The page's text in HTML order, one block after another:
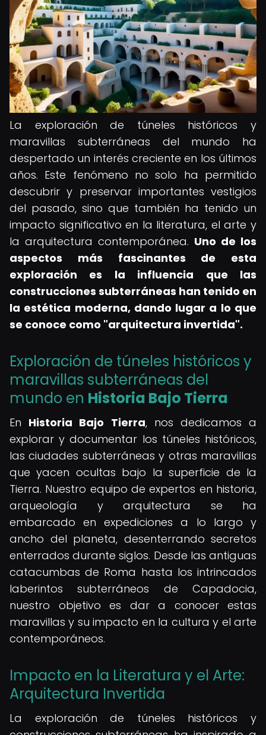
La exploración de túneles históricos y
maravillas subterráneas del mundo ha
despertado un interés creciente en los últimos
años. Este fenómeno no solo ha permitido
descubrir y preservar importantes vestigios
del pasado, sino que también ha tenido un
impacto significativo en la literatura, el arte y
la arquitectura contemporánea. Uno de los
aspectos más fascinantes de esta
exploración es la influencia que las
construcciones subterráneas han tenido en
la estética moderna, dando lugar a lo que
se conoce como "arquitectura invertida".
Exploración de túneles históricos y
maravillas subterráneas del
mundo en Historia Bajo Tierra
En Historia Bajo Tierra, nos dedicamos a
explorar y documentar los túneles históricos,
las ciudades subterráneas y otras maravillas
que yacen ocultas bajo la superficie de la
Tierra. Nuestro equipo de expertos en historia,
arqueología y arquitectura se ha
embarcado en expediciones a lo largo y
ancho del planeta, desenterrando secretos
enterrados durante siglos. Desde las antiguas
catacumbas de Roma hasta los intrincados
laberintos subterráneos de Capadocia,
nuestro objetivo es dar a conocer estas
maravillas y su impacto en la cultura y el arte
contemporáneos.
Impacto en la Literatura y el Arte:
Arquitectura Invertida
La exploración de túneles históricos y